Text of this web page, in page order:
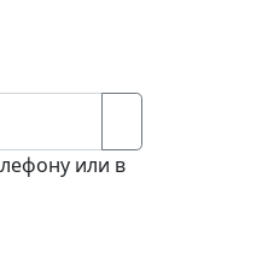
или в